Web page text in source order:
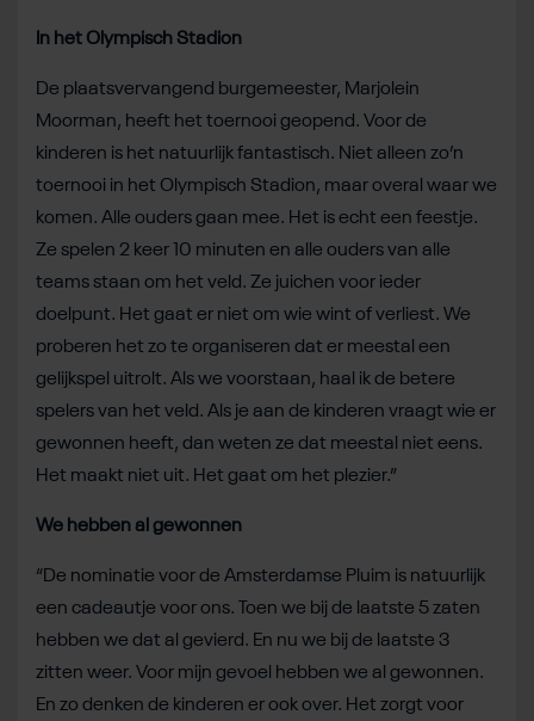
In het Olympisch Stadion
De plaatsvervangend burgemeester, Marjolein
Moorman, heeft het toernooi geopend. Voor de
kinderen is het natuurlijk fantastisch. Niet alleen zo’n
toernooi in het Olympisch Stadion, maar overal waar we
komen. Alle ouders gaan mee. Het is echt een feestje.
Ze spelen 2 keer 10 minuten en alle ouders van alle
teams staan om het veld. Ze juichen voor ieder
doelpunt. Het gaat er niet om wie wint of verliest. We
proberen het zo te organiseren dat er meestal een
gelijkspel uitrolt. Als we voorstaan, haal ik de betere
spelers van het veld. Als je aan de kinderen vraagt wie er
gewonnen heeft, dan weten ze dat meestal niet eens.
Het maakt niet uit. Het gaat om het plezier.”
We hebben al gewonnen
“De nominatie voor de Amsterdamse Pluim is natuurlijk
een cadeautje voor ons. Toen we bij de laatste 5 zaten
hebben we dat al gevierd. En nu we bij de laatste 3
zitten weer. Voor mijn gevoel hebben we al gewonnen.
En zo denken de kinderen er ook over. Het zorgt voor